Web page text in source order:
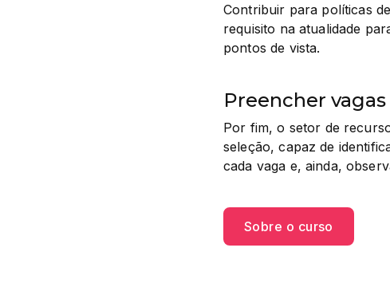
Contribuir para políticas
requisito na atualidade
pontos de vista.
Preencher
Por fim, o setor de
seleção, capaz de
cada vaga e, ainda,
Sobre o curso